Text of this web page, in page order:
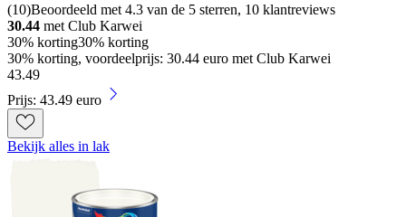
(10)Beoordeeld met 4.3 van de 5 sterren, 10 klantreviews
30.44 met Club Karwei
30% korting30% korting
30% korting, voordeelprijs: 30.44 euro met Club Karwei
43.49
Prijs: 43.49 euro
Bekijk alles in lak